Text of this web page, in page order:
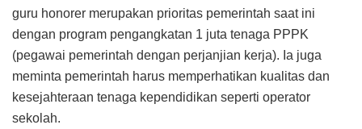
guru honorer merupakan prioritas pemerintah saat ini
dengan program pengangkatan 1 juta tenaga PPPK
(pegawai pemerintah dengan perjanjian kerja). Ia juga
meminta pemerintah harus memperhatikan kualitas dan
kesejahteraan tenaga kependidikan seperti operator
sekolah.